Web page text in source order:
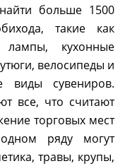
больше 1500
такие как
кухонные
велосипеды и
виды сувениров.
все, что считают
торговых мест
ряду могут
травы, крупы,